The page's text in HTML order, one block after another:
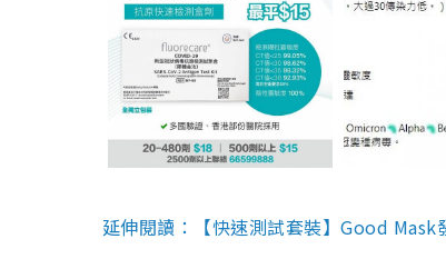
延伸閱讀：【快速測試套裝】Good